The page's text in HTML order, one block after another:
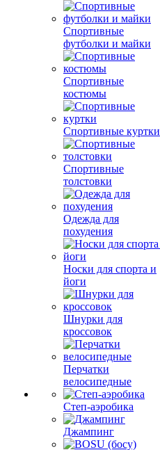
Спортивные
футболки и майки
Спортивные
костюмы
Спортивные куртки
Спортивные
толстовки
Одежда для
похудения
Носки для спорта и
йоги
Шнурки для
кроссовок
Перчатки
велосипедные
Степ-аэробика
Джампинг